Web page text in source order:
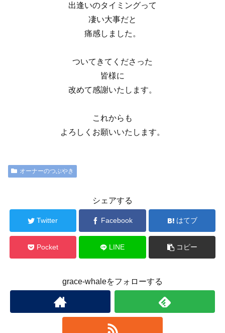
出逢いのタイミングって
凄い大事だと
痛感しました。
ついてきてくださった
皆様に
改めて感謝いたします。
これからも
よろしくお願いいたします。
オーナーのつぶやき
シェアする
Twitter Facebook はてブ
Pocket LINE コピー
grace-whaleをフォローする